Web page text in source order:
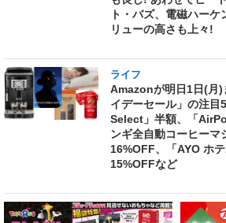
ト・バズ、電磁ハー
リューの高さも上々!
ライフ
Amazonが明日1日(月)
イデーセール」の注
Select」半額、「
ンギ全自動コーヒーマ
16%OFF、「AYO ホ
15%OFFなど